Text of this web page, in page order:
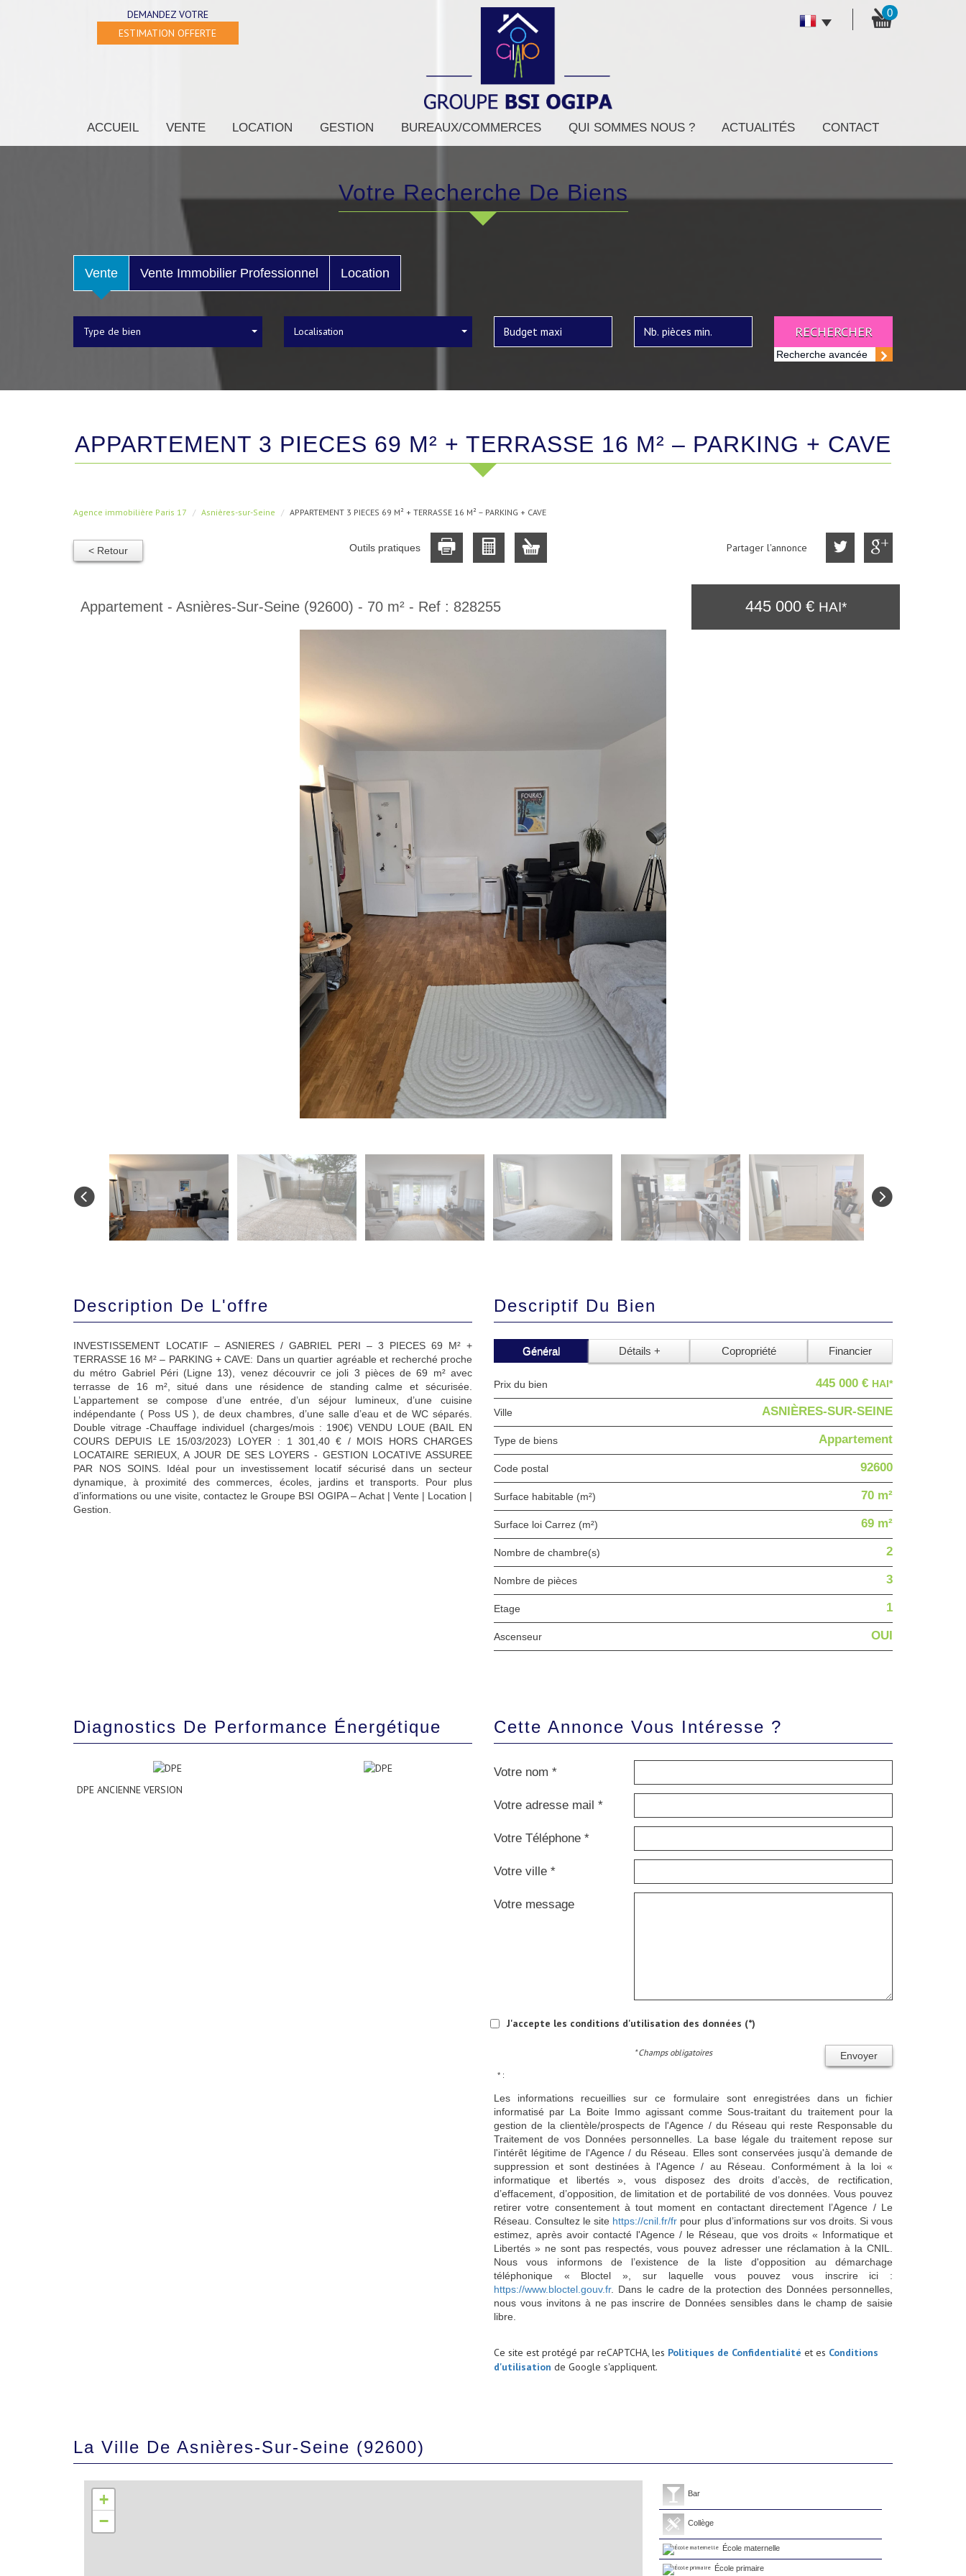
0
DEMANDEZ VOTRE
ESTIMATION OFFERTE
ACCUEIL VENTE LOCATION GESTION BUREAUX/COMMERCES QUI SOMMES NOUS ? ACTUALITÉS CONTACT
Votre Recherche De Biens
Vente Vente Immobilier Professionnel Location
Type de bien Localisation RECHERCHER
Recherche avancée
APPARTEMENT 3 PIECES 69 M² + TERRASSE 16 M² – PARKING + CAVE
Agence immobilière Paris 17 Asnières-sur-Seine APPARTEMENT 3 PIECES 69 M² + TERRASSE 16 M² – PARKING + CAVE
< Retour Outils pratiques Partager l'annonce
Appartement - Asnières-Sur-Seine (92600) - 70 m² - Ref : 828255 445 000 € HAI*
Description De L'offre
INVESTISSEMENT LOCATIF – ASNIERES / GABRIEL PERI – 3 PIECES 69 M² +
TERRASSE 16 M² – PARKING + CAVE: Dans un quartier agréable et recherché proche
du métro Gabriel Péri (Ligne 13), venez découvrir ce joli 3 pièces de 69 m² avec
terrasse de 16 m², situé dans une résidence de standing calme et sécurisée.
L’appartement se compose d’une entrée, d’un séjour lumineux, d’une cuisine
indépendante ( Poss US ), de deux chambres, d’une salle d’eau et de WC séparés.
Double vitrage -Chauffage individuel (charges/mois : 190€) VENDU LOUE (BAIL EN
COURS DEPUIS LE 15/03/2023) LOYER : 1 301,40 € / MOIS HORS CHARGES
LOCATAIRE SERIEUX, A JOUR DE SES LOYERS - GESTION LOCATIVE ASSUREE
PAR NOS SOINS. Idéal pour un investissement locatif sécurisé dans un secteur
dynamique, à proximité des commerces, écoles, jardins et transports. Pour plus
d’informations ou une visite, contactez le Groupe BSI OGIPA – Achat | Vente | Location |
Gestion.
Descriptif Du Bien
Général Détails + Copropriété Financier
Prix du bien 445 000 € HAI*
Ville ASNIÈRES-SUR-SEINE
Type de biens Appartement
Code postal 92600
Surface habitable (m²) 70 m²
Surface loi Carrez (m²) 69 m²
Nombre de chambre(s) 2
Nombre de pièces 3
Etage 1
Ascenseur OUI
Diagnostics De Performance Énergétique
DPE ANCIENNE VERSION
Cette Annonce Vous Intéresse ?
Votre nom *
Votre adresse mail *
Votre Téléphone *
Votre ville *
Votre message
J'accepte les conditions d'utilisation des données (*)
Envoyer
* Champs obligatoires
* :
Les informations recueillies sur ce formulaire sont enregistrées dans un fichier
informatisé par La Boite Immo agissant comme Sous-traitant du traitement pour la
gestion de la clientèle/prospects de l'Agence / du Réseau qui reste Responsable du
Traitement de vos Données personnelles. La base légale du traitement repose sur
l'intérêt légitime de l'Agence / du Réseau. Elles sont conservées jusqu'à demande de
suppression et sont destinées à l'Agence / au Réseau. Conformément à la loi «
informatique et libertés », vous disposez des droits d’accès, de rectification,
d’effacement, d’opposition, de limitation et de portabilité de vos données. Vous pouvez
retirer votre consentement à tout moment en contactant directement l’Agence / Le
Réseau. Consultez le site https://cnil.fr/fr pour plus d’informations sur vos droits. Si vous
estimez, après avoir contacté l'Agence / le Réseau, que vos droits « Informatique et
Libertés » ne sont pas respectés, vous pouvez adresser une réclamation à la CNIL.
Nous vous informons de l’existence de la liste d'opposition au démarchage
téléphonique « Bloctel », sur laquelle vous pouvez vous inscrire ici :
https://www.bloctel.gouv.fr. Dans le cadre de la protection des Données personnelles,
nous vous invitons à ne pas inscrire de Données sensibles dans le champ de saisie
libre.
Ce site est protégé par reCAPTCHA, les Politiques de Confidentialité et es Conditions
d'utilisation de Google s'appliquent.
La Ville De Asnières-Sur-Seine (92600)
+
−
Bar
Collège
École maternelle
École primaire